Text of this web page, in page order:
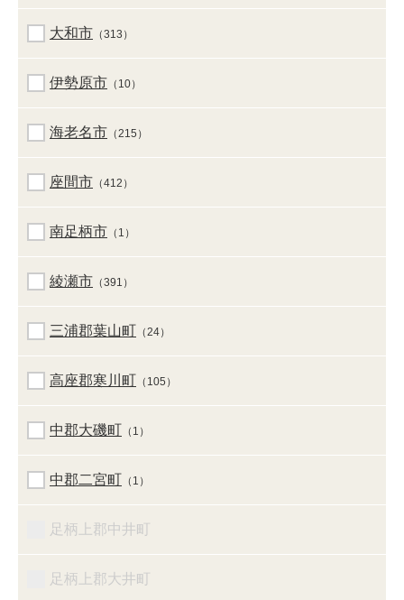
大和市 （313）
伊勢原市 （10）
海老名市 （215）
座間市 （412）
南足柄市 （1）
綾瀬市 （391）
三浦郡葉山町 （24）
高座郡寒川町 （105）
中郡大磯町 （1）
中郡二宮町 （1）
足柄上郡中井町
足柄上郡大井町